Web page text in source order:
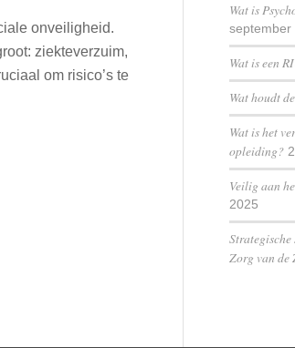
onveiligheid.
ziekteverzuim,
om risico’s te
Wat is
september
Wat is een
Wat houdt
Wat is het
opleiding?
Veilig aan
2025
Zorg van de